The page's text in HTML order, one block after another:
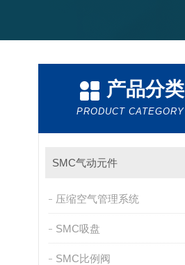
产品分类
PRODUCT CATEGORY
SMC气动元件
压缩空气管理系统
SMC吸盘
SMC比例阀